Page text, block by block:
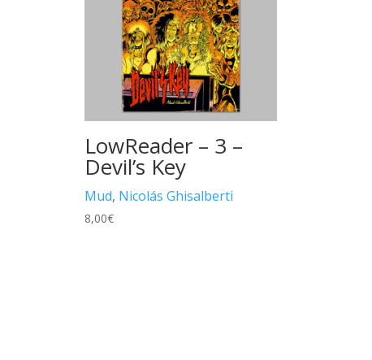
LowReader – 3 –
Devil’s Key
Mud, Nicolás Ghisalberti
8,00€